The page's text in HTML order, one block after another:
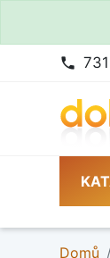
phone
Domů